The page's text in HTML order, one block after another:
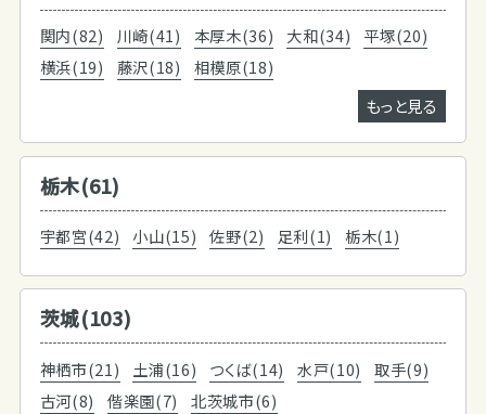
関内(82) 川崎(41) 本厚木(36) 大和(34)
平塚(20)
横浜(19)
藤沢(18)
相模原(18)
もっと見る
栃木(61)
宇都宮(42) 小山(15) 佐野(2) 足利(1) 栃木(1)
茨城(103)
神栖市(21) 土浦(16) つくば(14) 水戸(10)
取手(9)
古河(8)
偕楽園(7) 北茨城市(6)